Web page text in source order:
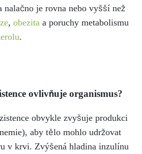
je rovna nebo vyšší než
, obezita a poruchy metabolismu
.
ovlivňuje organismus?
obvykle zvyšuje produkci
aby tělo mohlo udržovat
v krvi. Zvýšená hladina inzulínu